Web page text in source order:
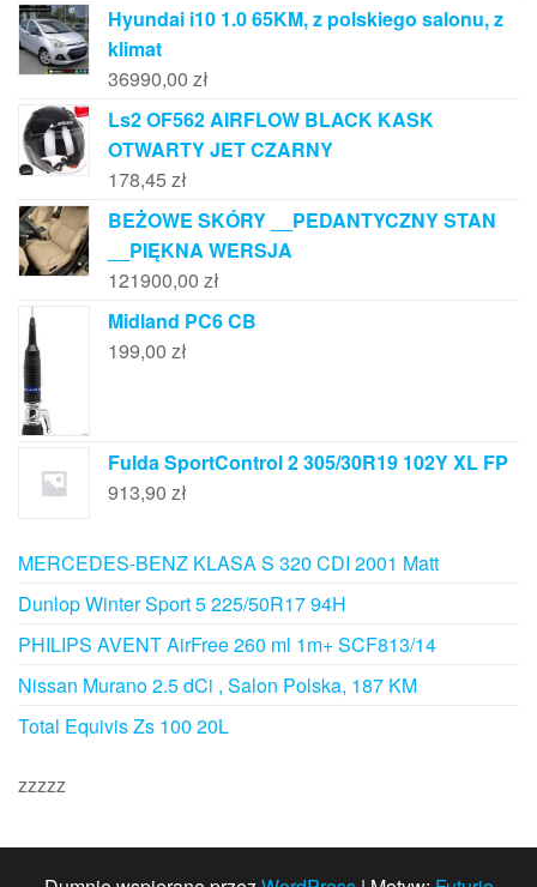
Hyundai i10 1.0 65KM, z polskiego salonu, z
klimat
36990,00 zł
Ls2 OF562 AIRFLOW BLACK KASK
OTWARTY JET CZARNY
178,45 zł
BEŻOWE SKÓRY __PEDANTYCZNY STAN
__PIĘKNA WERSJA
121900,00 zł
Midland PC6 CB
199,00 zł
Fulda SportControl 2 305/30R19 102Y XL FP
913,90 zł
MERCEDES-BENZ KLASA S 320 CDI 2001 Matt
Dunlop Winter Sport 5 225/50R17 94H
PHILIPS AVENT AirFree 260 ml 1m+ SCF813/14
Nissan Murano 2.5 dCi , Salon Polska, 187 KM
Total Equivis Zs 100 20L
zzzzz